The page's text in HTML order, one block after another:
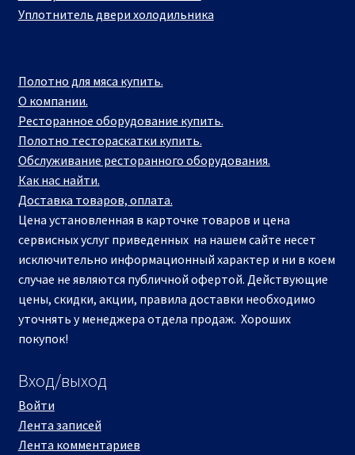
Уплотнитель двери холодильника
Полотно для мяса купить.
О компании.
Ресторанное оборудование купить.
Полотно тестораскатки купить.
Обслуживание ресторанного оборудования.
Как нас найти.
Доставка товаров, оплата.
Цена установленная в карточке товаров и цена
сервисных услуг приведенных на нашем сайте несет
исключительно информационный характер и ни в коем
случае не являются публичной офертой. Действующие
цены, скидки, акции, правила доставки необходимо
уточнять у менеджера отдела продаж. Хороших
покупок!
Вход/выход
Войти
Лента записей
Лента комментариев